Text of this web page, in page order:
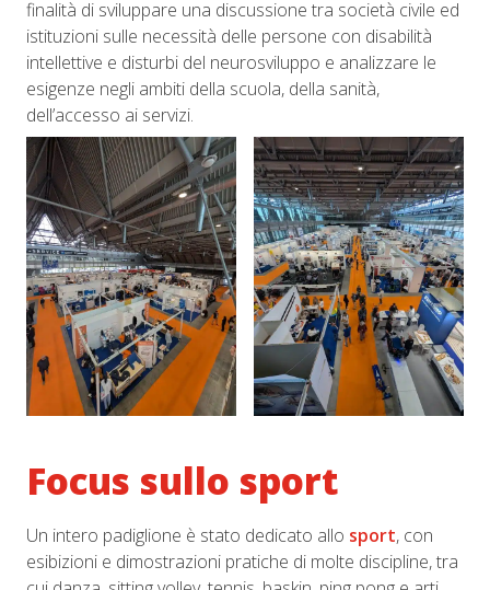
finalità di sviluppare una discussione tra società civile ed
istituzioni sulle necessità delle persone con disabilità
intellettive e disturbi del neurosviluppo e analizzare le
esigenze negli ambiti della scuola, della sanità,
dell’accesso ai servizi.
Focus sullo sport
Un intero padiglione è stato dedicato allo sport, con
esibizioni e dimostrazioni pratiche di molte discipline, tra